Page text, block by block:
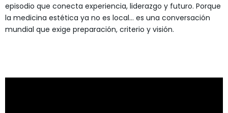
episodio que conecta experiencia, liderazgo y futuro. Porque
la medicina estética ya no es local… es una conversación
mundial que exige preparación, criterio y visión.